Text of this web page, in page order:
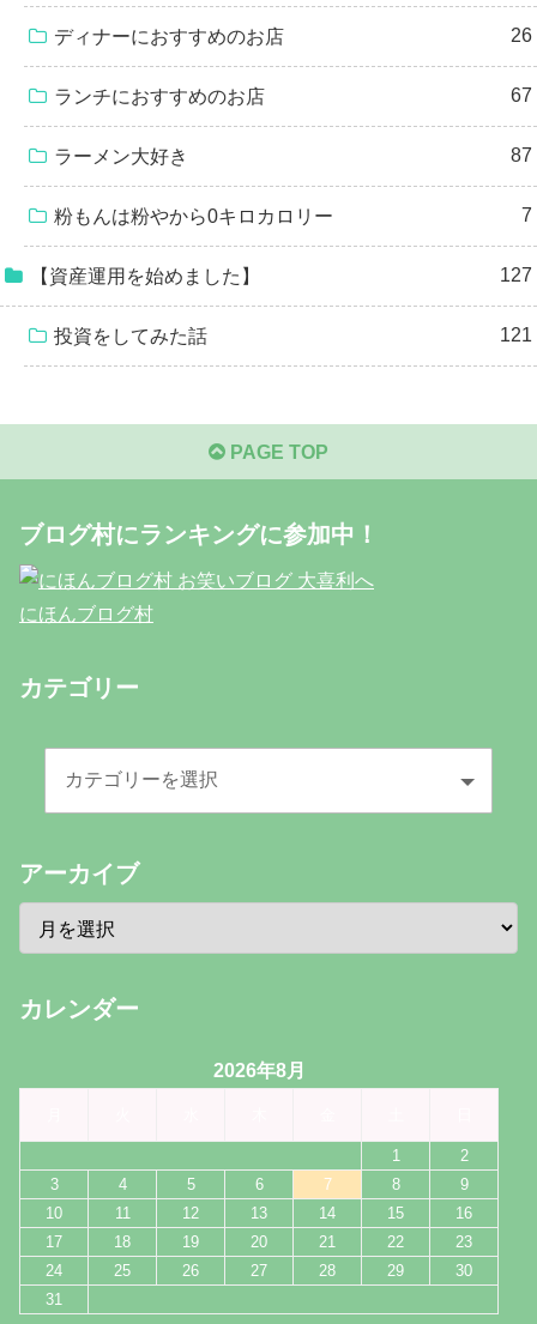
ディナーにおすすめのお店 26
ランチにおすすめのお店 67
ラーメン大好き 87
粉もんは粉やから0キロカロリー 7
【資産運用を始めました】 127
投資をしてみた話 121
PAGE TOP
ブログ村にランキングに参加中！
にほんブログ村
カテゴリー
アーカイブ
カレンダー
2026年8月
1
2
3
4 5 6 7 8
9
10
11 12 13 14 15
16
17
18 19 20 21 22
23
24
25 26 27 28 29
30
31